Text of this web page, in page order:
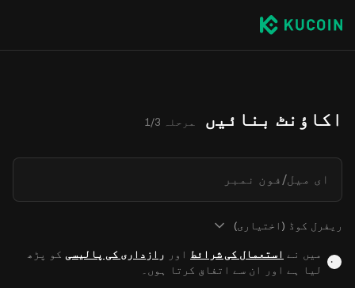
اکاؤنٹ بنائیں مرحلہ 1/3
ای میل/فون نمبر
ریفرل کوڈ (اختیاری)
میں نے استعمال کی شرائط اور رازداری کی پالیسی کو پڑھ
لیا ہے اور ان سے اتفاق کرتا ہوں۔